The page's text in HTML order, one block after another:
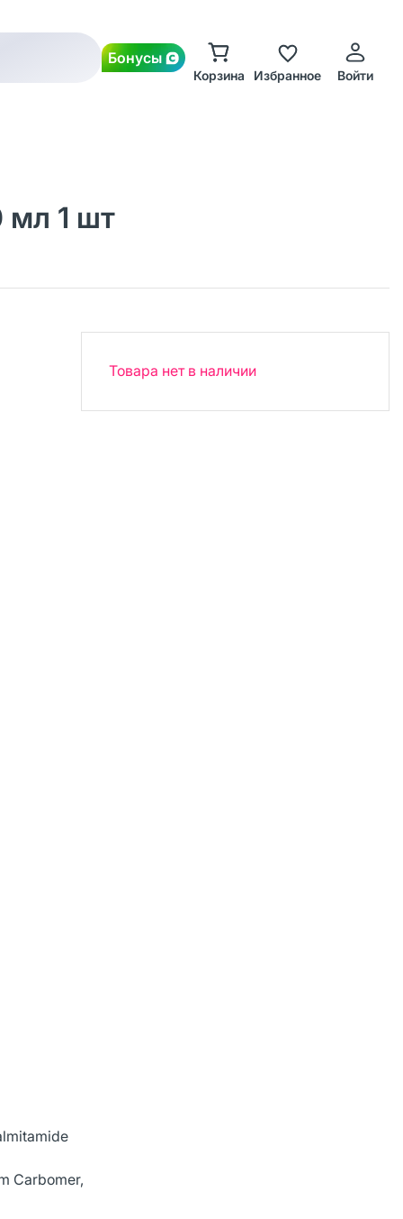
Бонусы
Корзина Избранное Войти
мл 1 шт
Товара нет в наличии
Carbomer,